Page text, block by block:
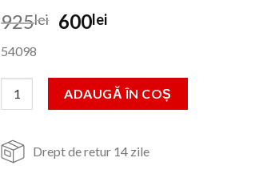
925lei Prețul
fost:
925lei.
600leiPrețul
600lei.
54098
Cantitate Pistolet MIG MAG 500A 4m, Racire Apa
ADAUGĂ ÎN COȘ
Drept de retur 14 zile